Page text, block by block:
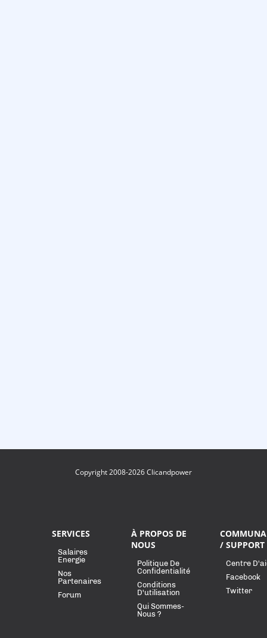
Copyright 2008-2026 Clicandpower
SERVICES
Salaires
Energie
Nos
Partenaires
Forum
À PROPOS DE
NOUS
Politique De
Confidentialité
Conditions
D'utilisation
Qui Sommes-
Nous ?
/ SUPPORT
Centre
Facebook
Twitter